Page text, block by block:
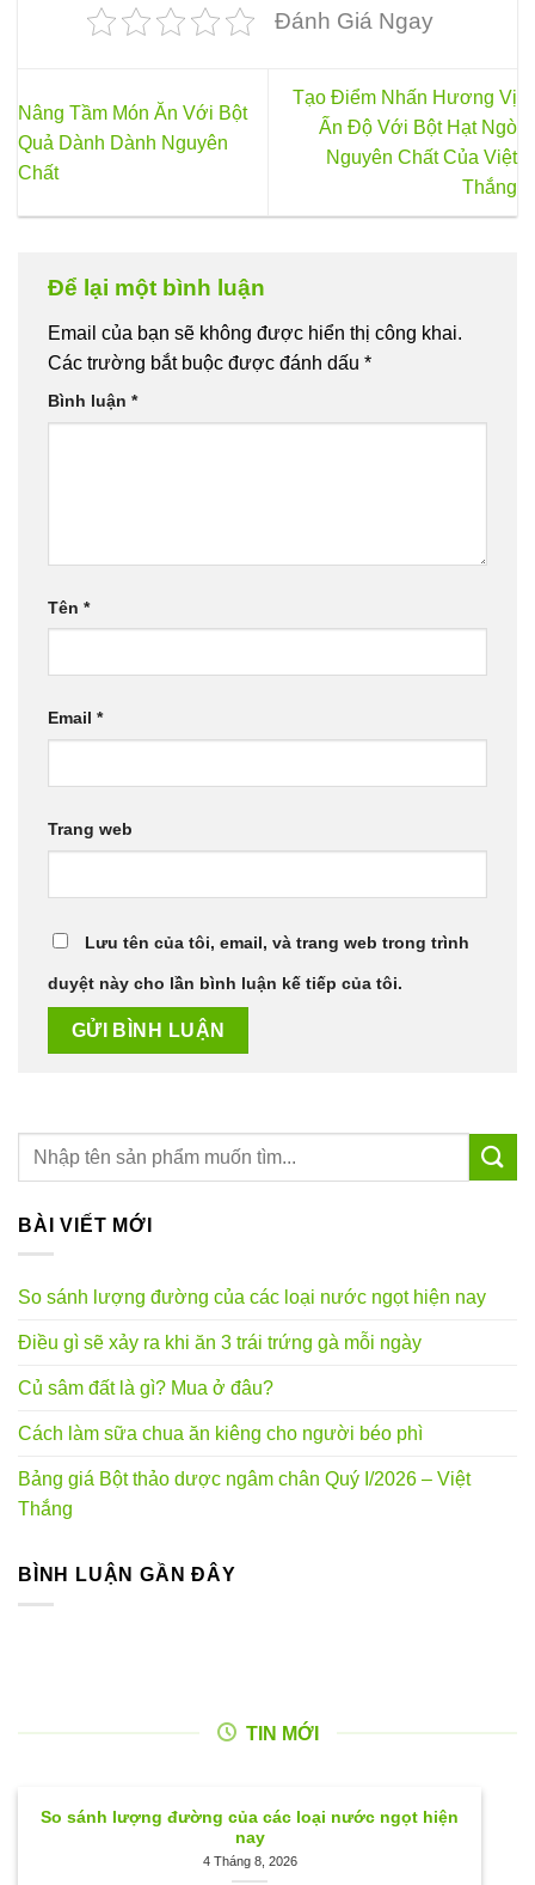
Đánh Giá Ngay
Nâng Tầm Món Ăn Với Bột
Quả Dành Dành Nguyên
Chất
Tạo Điểm Nhấn Hương Vị
Ấn Độ Với Bột Hạt Ngò
Nguyên Chất Của Việt
Thắng
Để lại một bình luận
Email của bạn sẽ không được hiển thị công khai.
Các trường bắt buộc được đánh dấu *
Bình luận *
Tên *
Email *
Trang web
Lưu tên của tôi, email, và trang web trong trình
duyệt này cho lần bình luận kế tiếp của tôi.
BÀI VIẾT MỚI
So sánh lượng đường của các loại nước ngọt hiện nay
Điều gì sẽ xảy ra khi ăn 3 trái trứng gà mỗi ngày
Củ sâm đất là gì? Mua ở đâu?
Cách làm sữa chua ăn kiêng cho người béo phì
Bảng giá Bột thảo dược ngâm chân Quý I/2026 – Việt
Thắng
BÌNH LUẬN GẦN ĐÂY
TIN MỚI
So sánh lượng đường của các loại nước ngọt hiện
nay
4 Tháng 8, 2026